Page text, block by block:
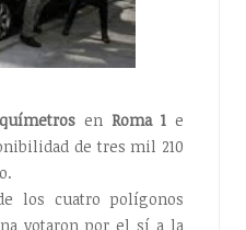
en Roma 1 e
de tres mil 210
los cuatro polígonos
votaron por el sí a la